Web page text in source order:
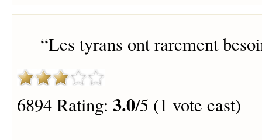
“Les tyrans ont rarement
6894 Rating: 3.0/5 (1 vote cast)